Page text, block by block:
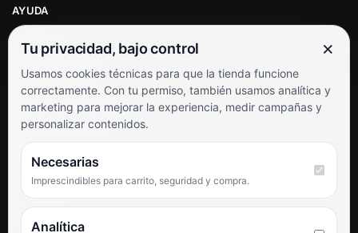
AYUDA
Soporte al cliente
Contacto
Términos y condiciones
Preguntas frecuentes
SÍGUENOS
Facebook
TikTok
Tu privacidad, bajo control ×
Usamos cookies técnicas para que la tienda funcione
correctamente. Con tu permiso, también usamos analítica y
marketing para mejorar la experiencia, medir campañas y
personalizar contenidos.
Necesarias
Imprescindibles para carrito, seguridad y compra.
Analítica